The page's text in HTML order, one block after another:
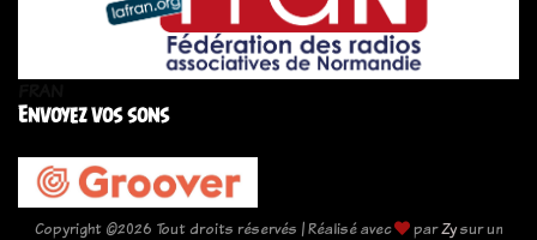
Envoyez vos sons
Copyright ©2026 Tout droits réservés | Réalisé avec parZysur un